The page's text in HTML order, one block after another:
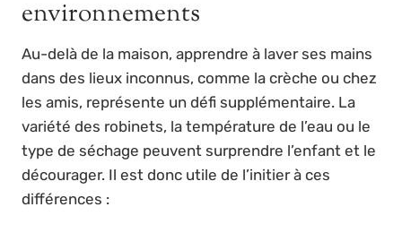
environnements
Au-delà de la maison, apprendre à laver ses mains
dans des lieux inconnus, comme la crèche ou chez
les amis, représente un défi supplémentaire. La
variété des robinets, la température de l’eau ou le
type de séchage peuvent surprendre l’enfant et le
décourager. Il est donc utile de l’initier à ces
différences :